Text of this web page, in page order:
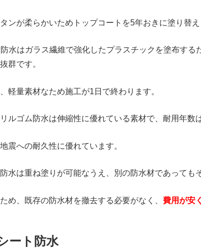
ンが柔らかいためトップコートを5年おきに塗り替え
水はガラス繊維で強化したプラスチックを塗布する
群です。
軽量素材なため施工が1日で終わります。
ルゴム防水は伸縮性に優れている素材で、耐用年数
震への耐久性に優れています。
水は重ね塗りが可能なうえ、別の防水材であっても
め、既存の防水材を撤去する必要がなく、 費用が安
ート防水